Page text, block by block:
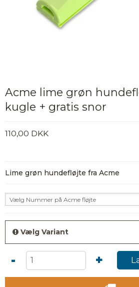
Acme lime grøn
kugle + gratis snor
110,00 DKK
Lime grøn hundefløjte fra Acme
Vælg Nummer på Acme fløjte
Vælg Variant
- +